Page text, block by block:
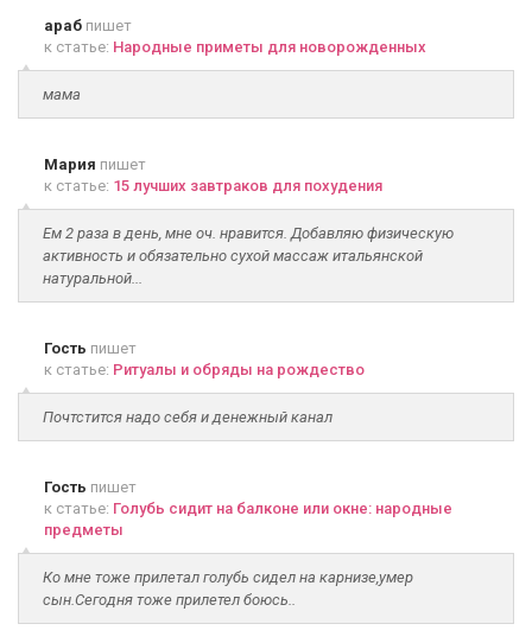
араб пишет
к статье: Народные приметы для новорожденных
мама
Мария пишет
к статье: 15 лучших завтраков для похудения
Ем 2 раза в день, мне оч. нравится. Добавляю физическую
активность и обязательно сухой массаж итальянской
натуральной...
Гость пишет
к статье: Ритуалы и обряды на рождество
Почтстится надо себя и денежный канал
Гость пишет
к статье: Голубь сидит на балконе или окне: народные
предметы
Ко мне тоже прилетал голубь сидел на карнизе,умер
сын.Сегодня тоже прилетел боюсь..